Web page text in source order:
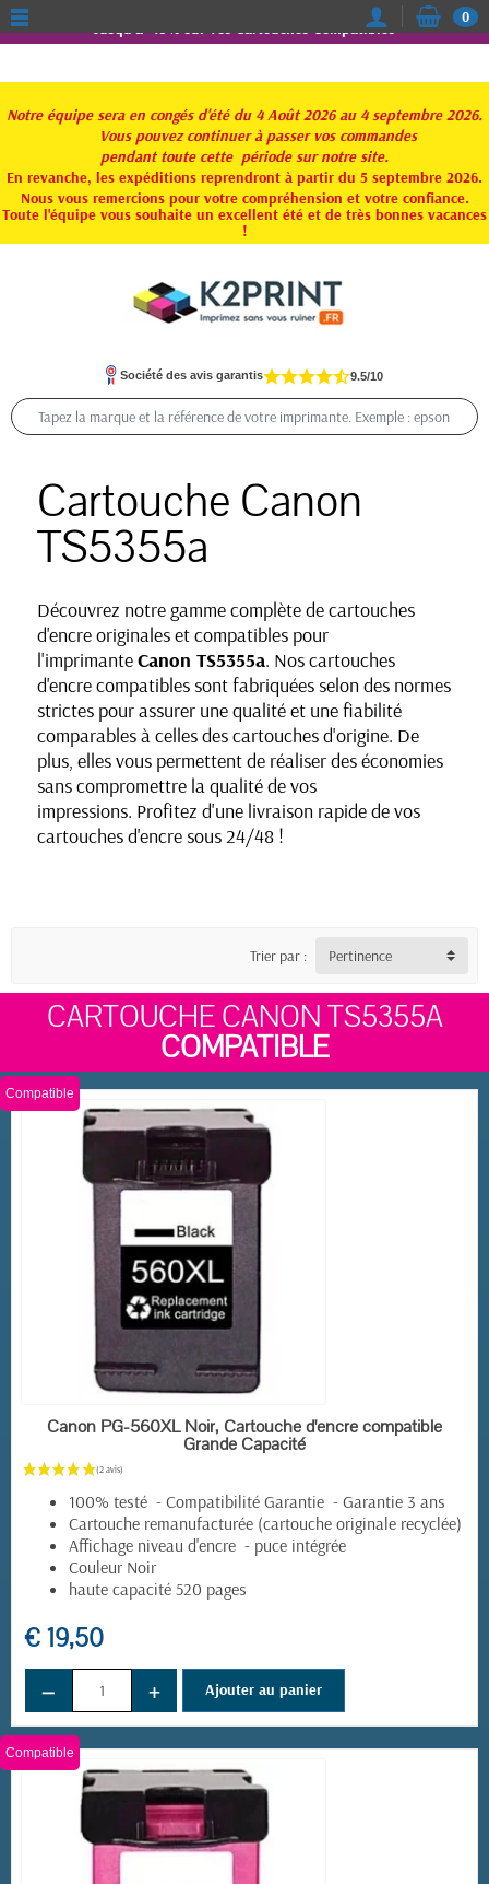
Jusqu'à -15% sur vos Cartouches Compatibles
Notre équipe sera en congés d'été du 4 Août 2026 au 4 septembre 2026.
Vous pouvez continuer à passer vos commandes
pendant toute cette période sur notre site.
En revanche, les expéditions reprendront à partir du 5 septembre 2026.
Nous vous remercions pour votre compréhension et votre confiance.
Toute l'équipe vous souhaite un excellent été et de très bonnes vacances
!
0
Société des avis garantis 9.5/10
Cartouche Canon
TS5355a
Découvrez notre gamme complète de cartouches
d'encre originales et compatibles pour
l'imprimanteCanon TS5355a. Nos cartouches
d'encre compatibles sont fabriquées selon des normes
strictes pour assurer une qualité et une fiabilité
comparables à celles des cartouches d'origine. De
plus, elles vous permettent de réaliser des économies
sans compromettre la qualité de vos
impressions. Profitez d'une livraison rapide de vos
cartouches d'encre sous 24/48 !
Trier par : Pertinence
CARTOUCHE CANON TS5355A
COMPATIBLE
EN STOCK
Compatible
Canon PG-560XL Noir, Cartouche d'encre compatible
Grande Capacité
100% testé - Compatibilité Garantie - Garantie 3 ans
Cartouche remanufacturée (cartouche originale recyclée)
Affichage niveau d'encre - puce intégrée
Couleur Noir
haute capacité 520 pages
€ 19,50
− + Ajouter au panier
Compatible